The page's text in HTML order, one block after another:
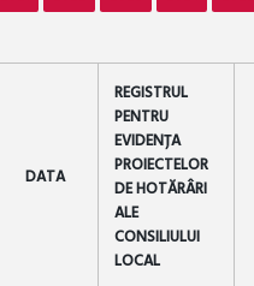
DATA
REGISTRUL
PENTRU
EVIDENȚA
PROIECTELOR
DE HOTĂRÂRI
ALE
CONSILIULUI
LOCAL